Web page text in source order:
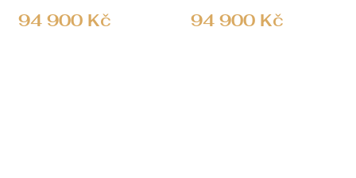
94 900 Kč 94 900 Kč